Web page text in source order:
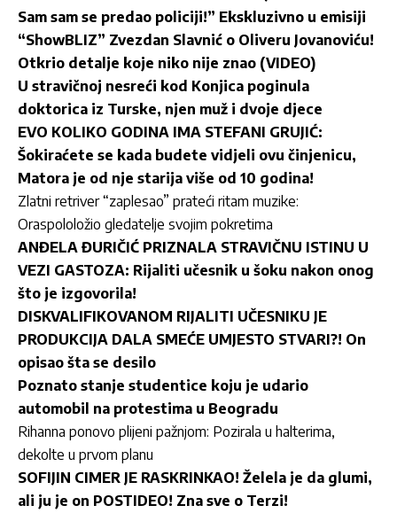
Sam sam se predao policiji!” Ekskluzivno u emisiji
“ShowBLIZ” Zvezdan Slavnić o Oliveru Jovanoviću!
Otkrio detalje koje niko nije znao (VIDEO)
U stravičnoj nesreći kod Konjica poginula
doktorica iz Turske, njen muž i dvoje djece
EVO KOLIKO GODINA IMA STEFANI GRUJIĆ:
Šokiraćete se kada budete vidjeli ovu činjenicu,
Matora je od nje starija više od 10 godina!
Zlatni retriver “zaplesao” prateći ritam muzike:
Oraspololožio gledatelje svojim pokretima
ANĐELA ĐURIČIĆ PRIZNALA STRAVIČNU ISTINU U
VEZI GASTOZA: Rijaliti učesnik u šoku nakon onog
što je izgovorila!
DISKVALIFIKOVANOM RIJALITI UČESNIKU JE
PRODUKCIJA DALA SMEĆE UMJESTO STVARI?! On
opisao šta se desilo
Poznato stanje studentice koju je udario
automobil na protestima u Beogradu
Rihanna ponovo plijeni pažnjom: Pozirala u halterima,
dekolte u prvom planu
SOFIJIN CIMER JE RASKRINKAO! Želela je da glumi,
ali ju je on POSTIDEO! Zna sve o Terzi!